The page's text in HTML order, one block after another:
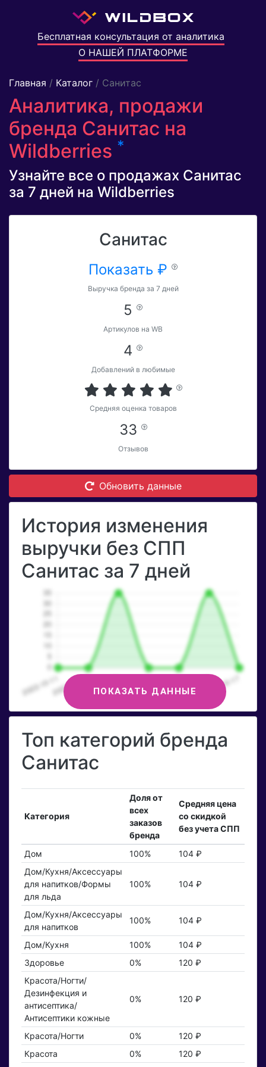
Бесплатная консультация от аналитика
О НАШЕЙ ПЛАТФОРМЕ
Главная / Каталог / Санитас
Аналитика, продажи
бренда Санитас на
Wildberries *
Узнайте все о продажах Санитас
за 7 дней на Wildberries
Санитас
Показать ₽
Выручка бренда за 7 дней
5
Артикулов на WB
4
Добавлений в любимые
Средняя оценка товаров
33
Отзывов
Обновить данные
История изменения
выручки без СПП
Санитас за 7 дней
ПОКАЗАТЬ ДАННЫЕ
Топ категорий бренда
Санитас
Категория
Доля от
всех
заказов
бренда
Средняя цена
со скидкой
без учета СПП
Дом 100%
104 ₽
Дом/Кухня/Аксессуары
для напитков/Формы
для льда
100% 104 ₽
Дом/Кухня/Аксессуары
для напитков
100% 104 ₽
Дом/Кухня 100%
104 ₽
Здоровье
0%
120 ₽
Красота/Ногти/
Дезинфекция и
антисептика/
Антисептики кожные
0% 120 ₽
Красота/Ногти 0%
120 ₽
Красота
0%
120 ₽